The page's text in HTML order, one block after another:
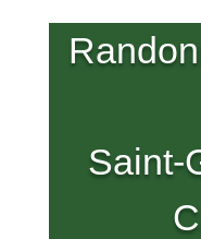
Saint-